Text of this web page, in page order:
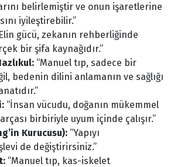
belirlemiştir ve onun işaretlerine
iyileştirebilir.”
gücü, zekanın rehberliğinde
bir şifa kaynağıdır.”
“Manuel tıp, sadece bir
bedenin dilini anlamanın ve sağlığı
“İnsan vücudu, doğanın mükemmel
birbiriyle uyum içinde çalışır.”
Kurucusu): “Yapıyı
de değiştirirsiniz.”
“Manuel tıp, kas-iskelet